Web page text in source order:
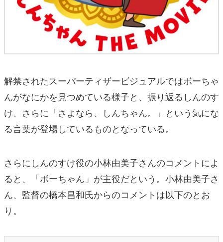
解禁されたスーパーティザービジュアルではボーちゃ
んがなにかを見つめている様子と、振り返るしんのす
け、さらに「さよなら、しんちゃん。」という気にな
る言葉が登場しているものとなっている。
さらにしんのすけ役の小林由美子さんのコメントによ
ると、「ボーちゃん」が主役だという。小林由美子さ
ん、監督の橋本昌和氏からのコメントは以下のとお
り。